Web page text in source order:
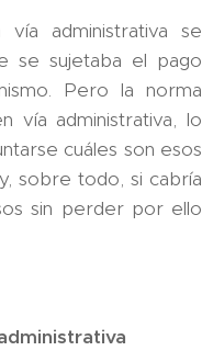
administrativa se
se sujetaba el pago
Pero la norma
vía administrativa, lo
cuáles son esos
sobre todo, si cabría
sin perder por ello